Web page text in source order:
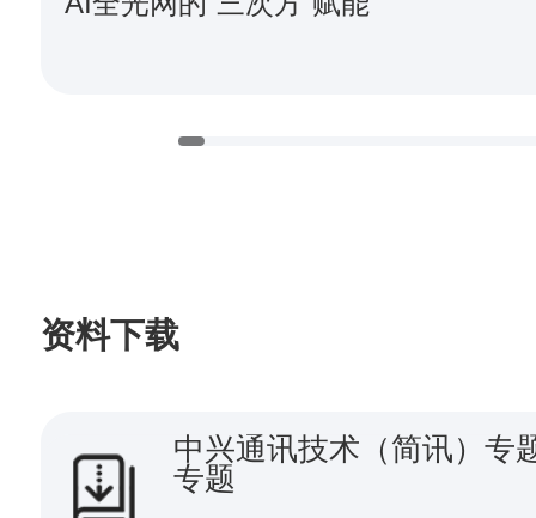
资料下载
中兴通讯技术（简讯）专
专题